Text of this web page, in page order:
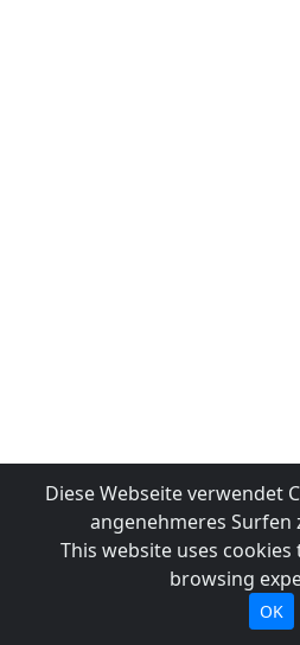
Diese Webseite verwendet
angenehmeres Surfen
This website uses
browsing
OK